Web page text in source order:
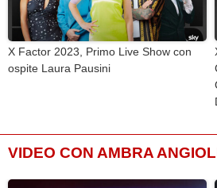
X Factor 2023, Primo Live Show con
ospite Laura Pausini
VIDEO CON AMBRA